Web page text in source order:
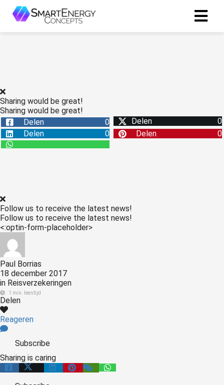
Sharing would be great!
Sharing would be great!
Delen
0 Delen
0
Delen
0 Delen 0
Follow us to receive the latest news!
Follow us to receive the latest news!
<:optin-form-placeholder>
Paul Borrias
18 december 2017
in Reisverzekeringen
1 min. leestijd
Delen
Reageren
Subscribe
Sharing is caring